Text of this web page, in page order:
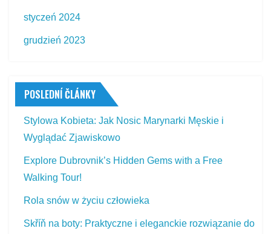
styczeń 2024
grudzień 2023
POSLEDNÍ ČLÁNKY
Stylowa Kobieta: Jak Nosic Marynarki Męskie i
Wyglądać Zjawiskowo
Explore Dubrovnik’s Hidden Gems with a Free
Walking Tour!
Rola snów w życiu człowieka
Skříň na boty: Praktyczne i eleganckie rozwiązanie do